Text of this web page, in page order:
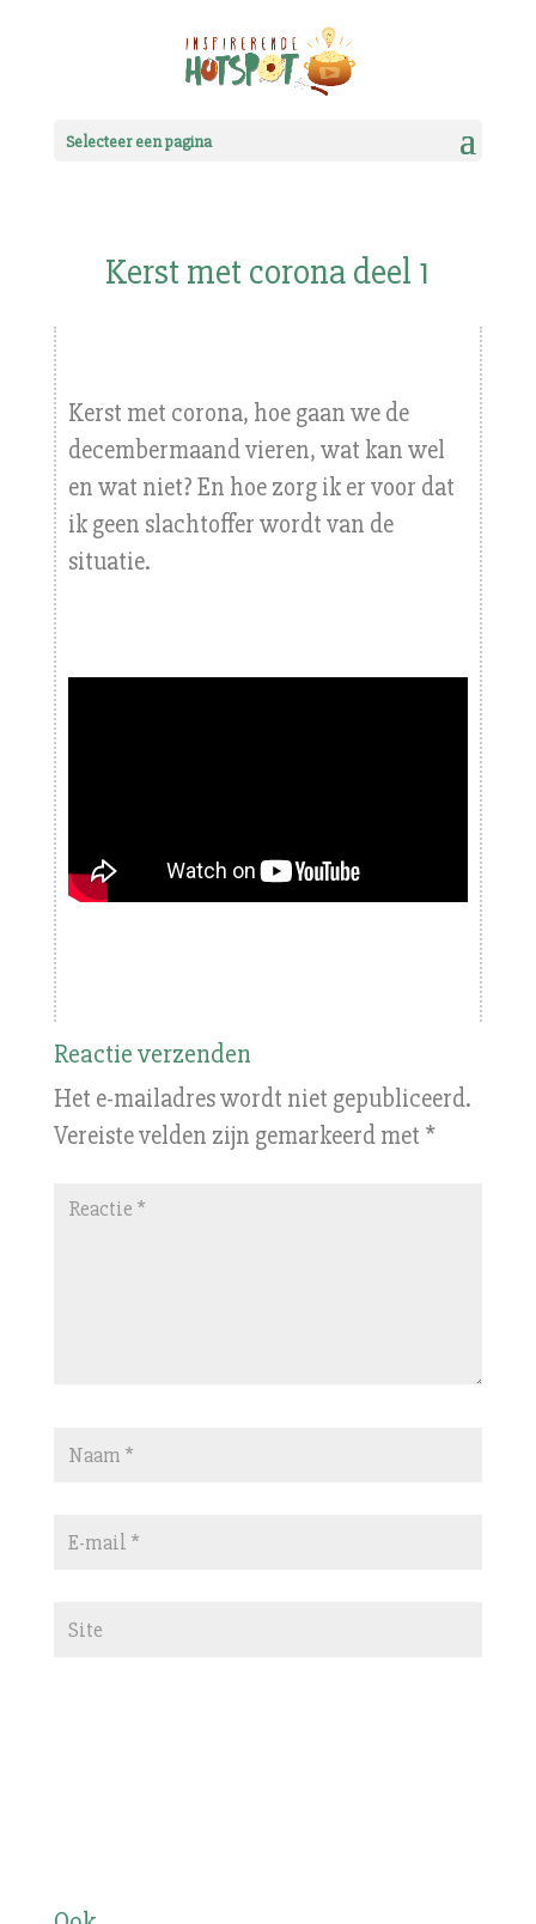
Selecteer een pagina
Kerst met corona deel 1
Kerst met corona, hoe gaan we de
decembermaand vieren, wat kan wel
en wat niet? En hoe zorg ik er voor dat
ik geen slachtoffer wordt van de
situatie.
Reactie verzenden
Het e-mailadres wordt niet gepubliceerd.
Vereiste velden zijn gemarkeerd met *